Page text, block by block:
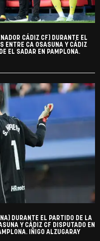
CÁDIZ CF) DURANTE EL
ENTRE CA OSASUNA Y CÁDIZ
EL SADAR EN PAMPLONA.
DURANTE EL PARTIDO DE LA
Y CÁDIZ CF DISPUTADO EN
IÑIGO ALZUGARAY